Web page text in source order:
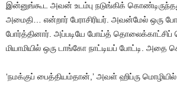
இன்னுங்கூட
அவன் உடம்பு நடுங்கிக்
அமைதி
என்றார் பேராசிரியர் அவன்மேல் ஒரு
போர்த்தினார் அப்படியே போய்த் தொலைக்காட்சிப்
மியாமியில் ஒரு டாங்கோ நாட்டியப் போட்டி அதை
‘நமக்குப் பைத்தியம்தான் ,’ அவள் ஹிப்ரு மொழியில்